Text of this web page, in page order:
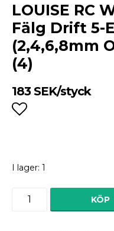
LOUISE RC
Fälg Drift 5-
(2,4,6,8mm
(4)
183 SEK/styck
I lager: 1
KÖP